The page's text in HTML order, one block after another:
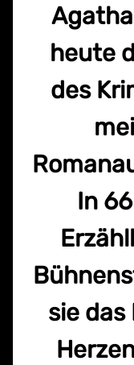
heute
des
In
sie das